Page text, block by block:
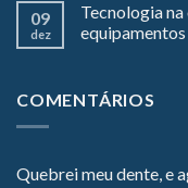
09
dez
Tecnologia
COMENTÁRIOS
Quebrei meu dente, e